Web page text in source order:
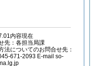
内容現在
先：各担当局課
法についてのお問合せ先：
671-2093 E-mail so-